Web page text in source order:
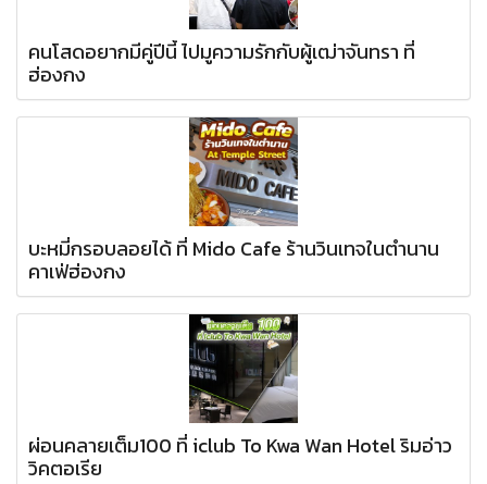
คนโสดอยากมีคู่ปีนี้ ไปมูความรักกับผู้เฒ่าจันทรา ที่
ฮ่องกง
บะหมี่กรอบลอยได้ ที่ Mido Cafe ร้านวินเทจในตำนาน
คาเฟ่ฮ่องกง
ผ่อนคลายเต็ม100 ที่ iclub To Kwa Wan Hotel ริมอ่าว
วิคตอเรีย